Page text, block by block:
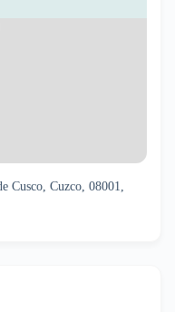
Cusco, Cuzco, 08001,